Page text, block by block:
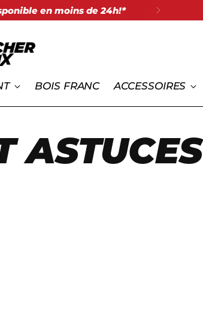
en moins de 24h!*
BOIS FRANC ACCESSOIRES
ASTUCES